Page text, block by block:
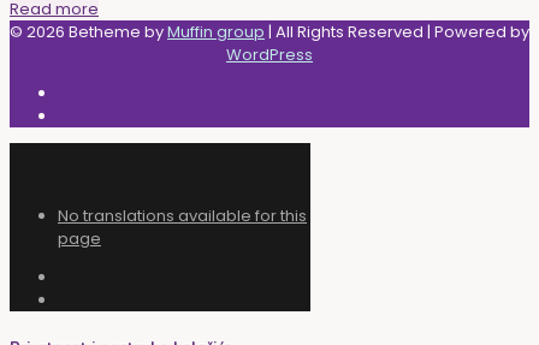
Read more
© 2026 Betheme byMuffin group | All Rights Reserved | Powered by
WordPress
No translations available for this
page